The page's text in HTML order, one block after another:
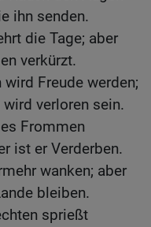
ihn senden.
die Tage; aber
verkürzt.
wird Freude werden;
verloren sein.
Frommen
ist er Verderben.
wanken; aber
bleiben.
sprießt